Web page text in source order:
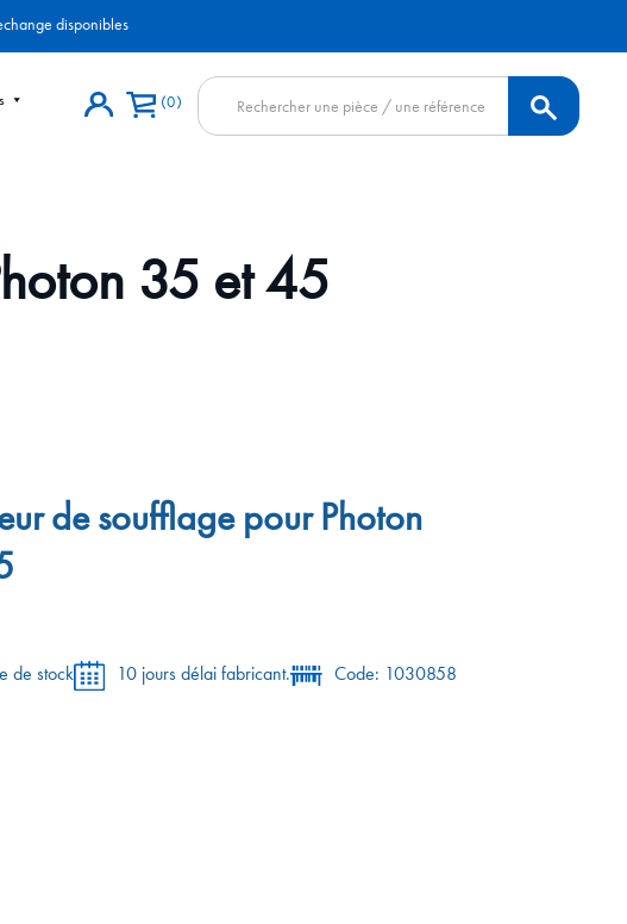
disponibles
0 Recherche
de
produits
35 et 45
de soufflage pour Photon
de stock 10 jours délai fabricant. Code: 1030858